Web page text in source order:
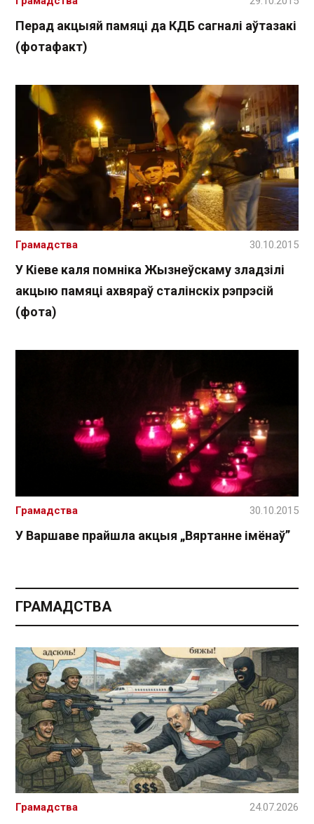
Перад акцыяй памяці да КДБ сагналі аўтазакі
(фотафакт)
У Кіеве каля помніка Жызнеўскаму зладзілі
акцыю памяці ахвяраў сталінскіх рэпрэсій
(фота)
Грамадства 30.10.2015
У Варшаве прайшла акцыя „Вяртанне імёнаў”
Грамадства 30.10.2015
ГРАМАДСТВА
Грамадства 24.07.2026